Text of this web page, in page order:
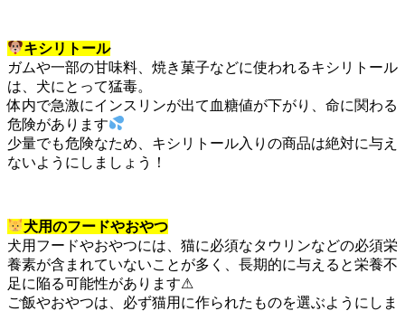
キシリトール
ガムや一部の甘味料、焼き菓子などに使われるキシリトール
は、犬にとって猛毒。
体内で急激にインスリンが出て血糖値が下がり、命に関わる
危険があります
少量でも危険なため、キシリトール入りの商品は絶対に与え
ないようにしましょう！
犬用のフードやおやつ
犬用フードやおやつには、猫に必須なタウリンなどの必須栄
養素が含まれていないことが多く、長期的に与えると栄養不
足に陥る可能性があります⚠
ご飯やおやつは、必ず猫用に作られたものを選ぶようにしま